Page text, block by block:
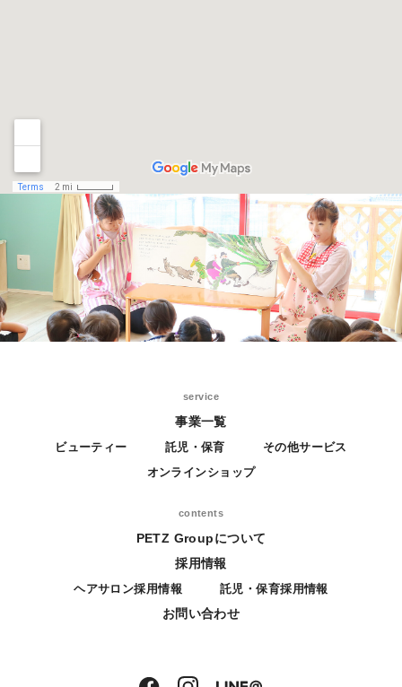
service
事業一覧
ビューティー 託児・保育
その他サービス
オンラインショップ
contents
PETZ Groupについて
採用情報
ヘアサロン採用情報 託児・保育採用情報
お問い合わせ